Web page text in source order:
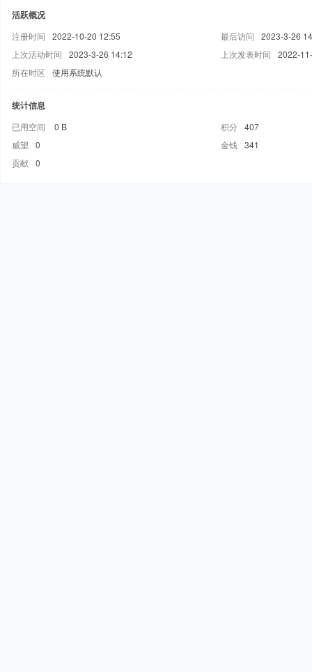
活跃概况
注册时间 2022-10-20 12:55 最后访问
2023-3-26
上次活动时间
2023-3-26 14:12 上次发表时间
2022-
所在时区
使用系统默认
统计信息
已用空间 0 B 积分 407
威望
0 金钱 341
贡献 0